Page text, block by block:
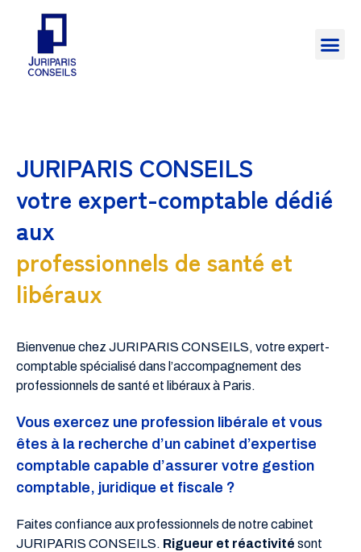
JURIPARIS CONSEILS
votre expert-comptable dédié
aux
professionnels de santé et
libéraux
Bienvenue chez JURIPARIS CONSEILS, votre expert-
comptable spécialisé dans l’accompagnement des
professionnels de santé et libéraux à Paris.
Vous exercez une profession libérale et vous
êtes à la recherche d’un cabinet d’expertise
comptable capable d’assurer votre gestion
comptable, juridique et fiscale ?
Faites confiance aux professionnels de notre cabinet
JURIPARIS CONSEILS. Rigueur et réactivité sont